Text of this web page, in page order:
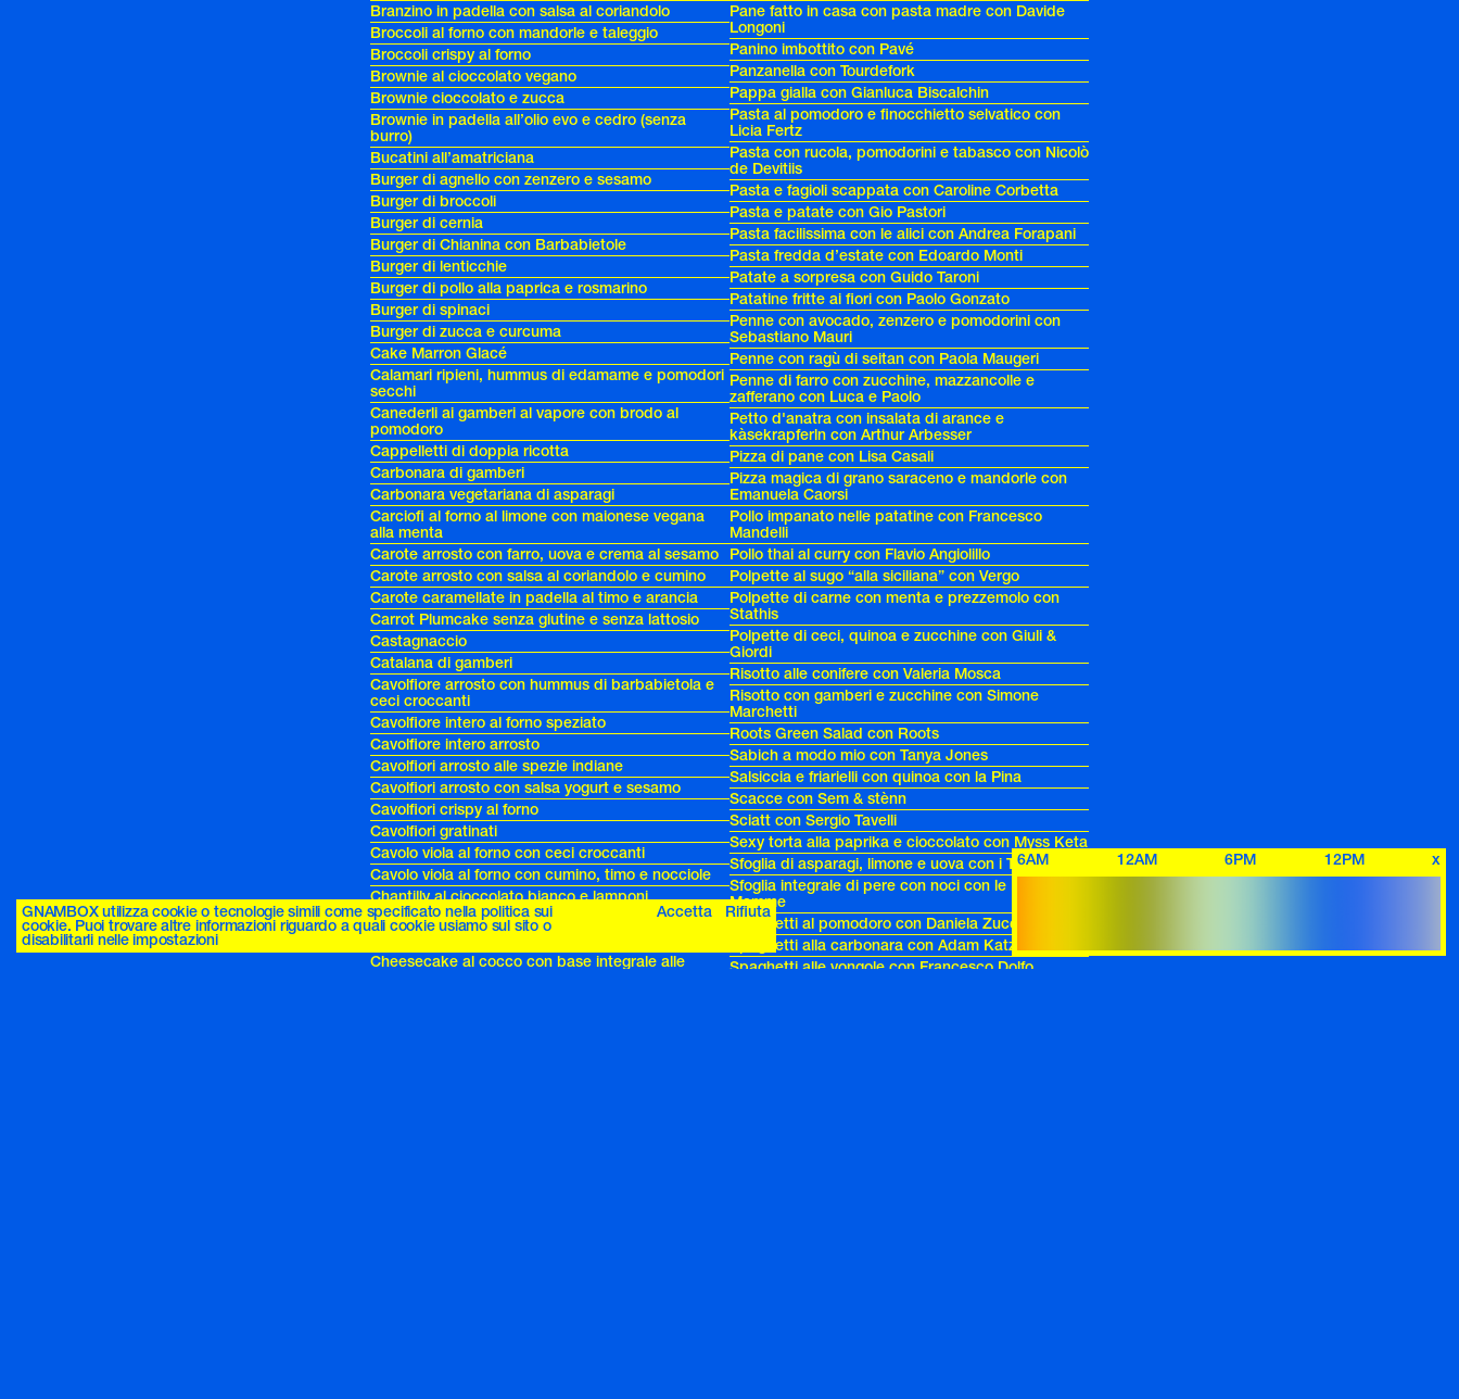
Branzino in padella con salsa al coriandolo
Broccoli al forno con mandorle e taleggio
Broccoli crispy al forno
Brownie al cioccolato vegano
Brownie cioccolato e zucca
Brownie in padella all’olio evo e cedro (senza
burro)
Bucatini all’amatriciana
Burger di agnello con zenzero e sesamo
Burger di broccoli
Burger di cernia
Burger di Chianina con Barbabietole
Burger di lenticchie
Burger di pollo alla paprica e rosmarino
Burger di spinaci
Burger di zucca e curcuma
Cake Marron Glacé
Calamari ripieni, hummus di edamame e pomodori
secchi
Canederli ai gamberi al vapore con brodo al
pomodoro
Cappelletti di doppia ricotta
Carbonara di gamberi
Carbonara vegetariana di asparagi
Carciofi al forno al limone con maionese vegana
alla menta
Carote arrosto con farro, uova e crema al sesamo
Carote arrosto con salsa al coriandolo e cumino
Carote caramellate in padella al timo e arancia
Carrot Plumcake senza glutine e senza lattosio
Castagnaccio
Catalana di gamberi
Cavolfiore arrosto con hummus di barbabietola e
ceci croccanti
Cavolfiore intero al forno speziato
Cavolfiore intero arrosto
Cavolfiori arrosto alle spezie indiane
Cavolfiori arrosto con salsa yogurt e sesamo
Cavolfiori crispy al forno
Cavolfiori gratinati
Cavolo viola al forno con ceci croccanti
Cavolo viola al forno con cumino, timo e nocciole
Chantilly al cioccolato bianco e lamponi
Cheesecake al burro d’arachidi e ricotta
Cheesecake al cocco con base integrale alle
Pane fatto in casa con pasta madre con Davide
Longoni
Panino imbottito con Pavé
Panzanella con Tourdefork
Pappa gialla con Gianluca Biscalchin
Pasta al pomodoro e finocchietto selvatico con
Licia Fertz
Pasta con rucola, pomodorini e tabasco con Nicolò
de Devitiis
Pasta e fagioli scappata con Caroline Corbetta
Pasta e patate con Gio Pastori
Pasta facilissima con le alici con Andrea Forapani
Pasta fredda d’estate con Edoardo Monti
Patate a sorpresa con Guido Taroni
Patatine fritte ai fiori con Paolo Gonzato
Penne con avocado, zenzero e pomodorini con
Sebastiano Mauri
Penne con ragù di seitan con Paola Maugeri
Penne di farro con zucchine, mazzancolle e
zafferano con Luca e Paolo
Petto d'anatra con insalata di arance e
kàsekrapferln con Arthur Arbesser
Pizza di pane con Lisa Casali
Pizza magica di grano saraceno e mandorle con
Emanuela Caorsi
Pollo impanato nelle patatine con Francesco
Mandelli
Pollo thai al curry con Flavio Angiolillo
Polpette al sugo “alla siciliana” con Vergo
Polpette di carne con menta e prezzemolo con
Stathis
Polpette di ceci, quinoa e zucchine con Giuli &
Giordi
Risotto alle conifere con Valeria Mosca
Risotto con gamberi e zucchine con Simone
Marchetti
Roots Green Salad con Roots
Sabich a modo mio con Tanya Jones
Salsiccia e friarielli con quinoa con la Pina
Scacce con Sem & stènn
Sciatt con Sergio Tavelli
Sexy torta alla paprika e cioccolato con Myss Keta
Sfoglia di asparagi, limone e uova con i Trentenni
Sfoglia integrale di pere con noci con le Nostre
Mamme
Spaghetti al pomodoro con Daniela Zuccotti
Spaghetti alla carbonara con Adam Katz Sinding
Spaghetti alle vongole con Francesco Dolfo
6AM 12AM 6PM 12PM x
GNAMBOX utilizza cookie o tecnologie simili come specificato nella politica sui
cookie. Puoi trovare altre informazioni riguardo a quali cookie usiamo sul sito o
disabilitarli nelle impostazioni
Accetta Rifiuta